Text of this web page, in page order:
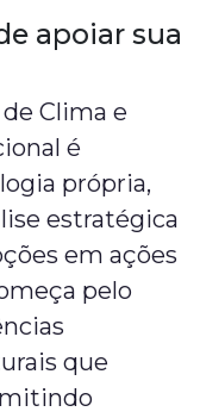
apoiar sua
Clima e
é
própria,
estratégica
em ações
pelo
que